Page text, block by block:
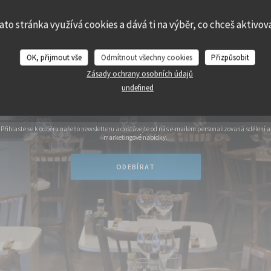
stránka využívá cookies a dává ti na výběr, co chceš
OK, přijmout vše Odmítnout všechny cookies
Přizpůsobit
Zásady ochrany osobních údajů
undefined
63 Rue Traversière, 75012 Paris
REZERVOVAT
STŮL
Přihlaste se k odběru našeho newsletteru a dostávejte od nás e-mailem personalizovaná sdělení a
marketingové nabídky.
ODEBÍRAT
GEMMA